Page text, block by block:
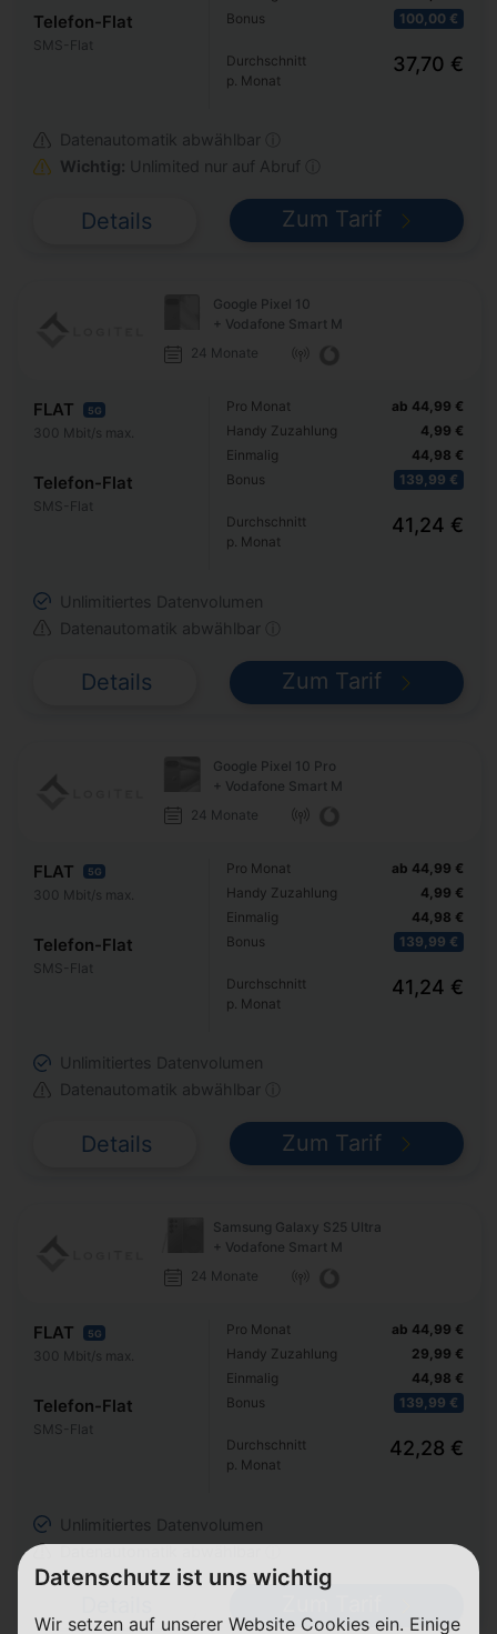
Telefon-Flat
SMS-Flat
Bonus
100,00 €
Durchschnitt
p. Monat
37,70 €
Datenautomatik abwählbar ⓘ
Wichtig: Unlimited nur auf Abruf ⓘ
Details Zum Tarif
Google Pixel 10
+ Vodafone Smart M
24 Monate
FLAT 5G
300 Mbit/s max.
Telefon-Flat
SMS-Flat
Pro Monat
Handy Zuzahlung
Einmalig
Bonus
ab 44,99 €
4,99 €
44,98 €
139,99 €
Durchschnitt
p. Monat
41,24 €
Unlimitiertes Datenvolumen
Datenautomatik abwählbar ⓘ
Details Zum Tarif
Google Pixel 10 Pro
+ Vodafone Smart M
24 Monate
FLAT 5G
300 Mbit/s max.
Telefon-Flat
SMS-Flat
Pro Monat
Handy Zuzahlung
Einmalig
Bonus
ab 44,99 €
4,99 €
44,98 €
139,99 €
Durchschnitt
p. Monat
41,24 €
Unlimitiertes Datenvolumen
Datenautomatik abwählbar ⓘ
Details Zum Tarif
Samsung Galaxy S25 Ultra
+ Vodafone Smart M
24 Monate
FLAT 5G
300 Mbit/s max.
Telefon-Flat
SMS-Flat
Pro Monat
Handy Zuzahlung
Einmalig
Bonus
ab 44,99 €
29,99 €
44,98 €
139,99 €
Durchschnitt
p. Monat
42,28 €
Unlimitiertes Datenvolumen
Datenschutz ist uns wichtig
Wir setzen auf unserer Website Cookies ein. Einige